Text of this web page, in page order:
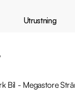
Utrustning
Bil - Megastore